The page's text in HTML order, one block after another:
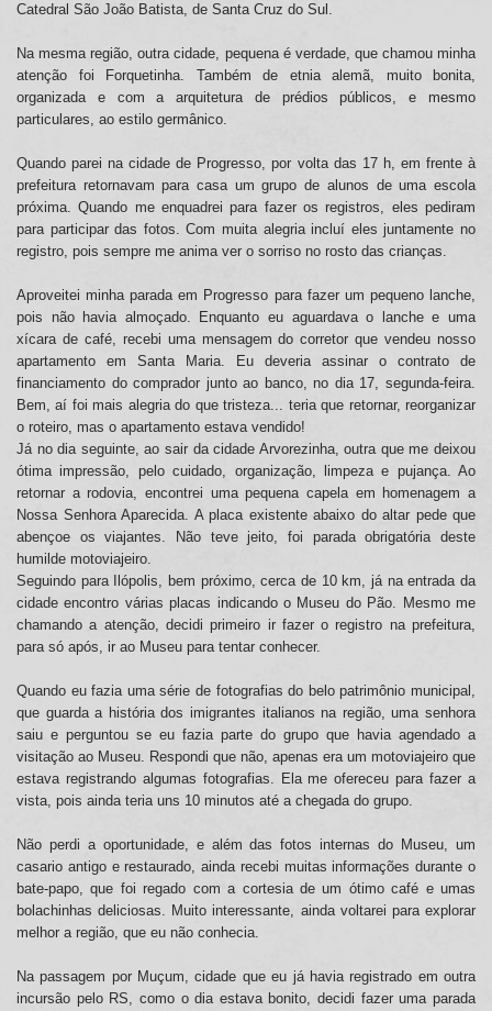
Catedral São João Batista, de Santa Cruz do Sul.
Na mesma região, outra cidade, pequena é verdade, que chamou minha
atenção foi Forquetinha. Também de etnia alemã, muito bonita,
organizada e com a arquitetura de prédios públicos, e mesmo
particulares, ao estilo germânico.
Quando parei na cidade de Progresso, por volta das 17 h, em frente à
prefeitura retornavam para casa um grupo de alunos de uma escola
próxima. Quando me enquadrei para fazer os registros, eles pediram
para participar das fotos. Com muita alegria incluí eles juntamente no
registro, pois sempre me anima ver o sorriso no rosto das crianças.
Aproveitei minha parada em Progresso para fazer um pequeno lanche,
pois não havia almoçado. Enquanto eu aguardava o lanche e uma
xícara de café, recebi uma mensagem do corretor que vendeu nosso
apartamento em Santa Maria. Eu deveria assinar o contrato de
financiamento do comprador junto ao banco, no dia 17, segunda-feira.
Bem, aí foi mais alegria do que tristeza... teria que retornar, reorganizar
o roteiro, mas o apartamento estava vendido!
Já no dia seguinte, ao sair da cidade Arvorezinha, outra que me deixou
ótima impressão, pelo cuidado, organização, limpeza e pujança. Ao
retornar a rodovia, encontrei uma pequena capela em homenagem a
Nossa Senhora Aparecida. A placa existente abaixo do altar pede que
abençoe os viajantes. Não teve jeito, foi parada obrigatória deste
humilde motoviajeiro.
Seguindo para Ilópolis, bem próximo, cerca de 10 km, já na entrada da
cidade encontro várias placas indicando o Museu do Pão. Mesmo me
chamando a atenção, decidi primeiro ir fazer o registro na prefeitura,
para só após, ir ao Museu para tentar conhecer.
Quando eu fazia uma série de fotografias do belo patrimônio municipal,
que guarda a história dos imigrantes italianos na região, uma senhora
saiu e perguntou se eu fazia parte do grupo que havia agendado a
visitação ao Museu. Respondi que não, apenas era um motoviajeiro que
estava registrando algumas fotografias. Ela me ofereceu para fazer a
vista, pois ainda teria uns 10 minutos até a chegada do grupo.
Não perdi a oportunidade, e além das fotos internas do Museu, um
casario antigo e restaurado, ainda recebi muitas informações durante o
bate-papo, que foi regado com a cortesia de um ótimo café e umas
bolachinhas deliciosas. Muito interessante, ainda voltarei para explorar
melhor a região, que eu não conhecia.
Na passagem por Muçum, cidade que eu já havia registrado em outra
incursão pelo RS, como o dia estava bonito, decidi fazer uma parada